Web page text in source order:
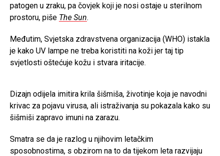
patogen u zraku, pa čovjek koji je nosi ostaje u sterilnom
prostoru, piše The Sun.
Međutim, Svjetska zdravstvena organizacija (WHO) istakla
je kako UV lampe ne treba koristiti na koži jer taj tip
svjetlosti oštećuje kožu i stvara iritacije.
Dizajn odijela imitira krila šišmiša, životinje koja je navodni
krivac za pojavu virusa, ali istraživanja su pokazala kako su
šišmiši zapravo imuni na zarazu.
Smatra se da je razlog u njihovim letačkim
sposobnostima, s obzirom na to da tijekom leta razvijaju